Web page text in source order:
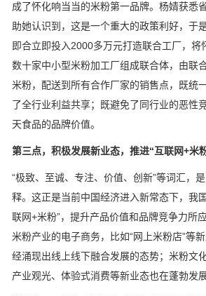
成了怀化响当当的米粉第一品牌。杨婧获悉
助她认识到，这是一个重大的政策利好，于
即合立即投入2000多万元打造联合工厂，将
数十家中小型米粉加工厂组成联合体，由联
米粉，配送到所有合作厂家的销售点，既统
了全行业利益共享；既避免了同行业的恶性
天食品的品牌价值。
第三点，积极发展新业态，推进“互联网+米
“极致、至诚、专注、价值、创新”等词汇，
释。这正是当前中国经济进入新常态下，我
联网+米粉”，提升产品价值和品牌竞争力所
米粉产业的电子商务，比如“网上米粉店”等
经涌现出线上线下融合发展的态势；米粉文
产业观光、体验式消费等新业态也在蓬勃发